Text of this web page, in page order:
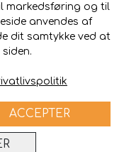
tæppe?
af fagfolk
det perfekte
den
markedsføring og til
anvendes af
dit samtykke ved at
ACCEPTER